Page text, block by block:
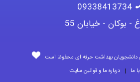
09338413734
- بوکان - خیابان 55
دانشجویان بهداشت حرفه ای محفوظ است
ما درباره ما و قوانین سایت